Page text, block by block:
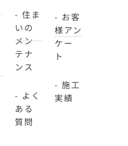
- 住ま
いの
メン
テナ
ンス
- よく
ある
質問
- お客
様アン
ケー
ト
- 施工
実績